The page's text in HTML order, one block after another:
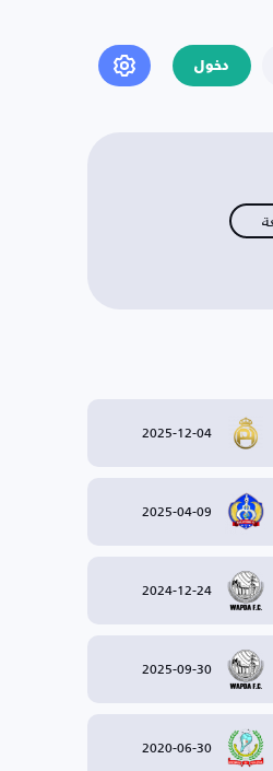
دخول
2025-12-04
2025-04-09
2024-12-24
2025-09-30
2020-06-30